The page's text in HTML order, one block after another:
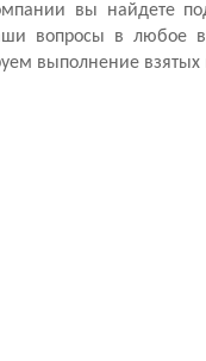
вы найдете
вопросы в любое
выполнение взятых